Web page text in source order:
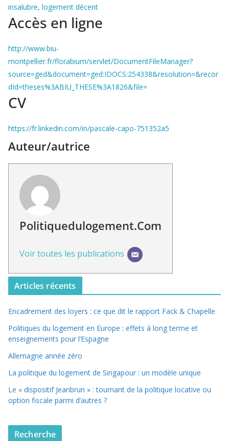
insalubre, logement décent
Accès en ligne
http://www.biu-
montpellier.fr/florabium/servlet/DocumentFileManager?
source=ged&document=ged:IDOCS:254338&resolution=&recor
dId=theses%3ABIU_THESE%3A1826&file=
CV
https://fr.linkedin.com/in/pascale-capo-751352a5
Auteur/autrice
Politiquedulogement.com
Voir toutes les publications
Articles récents
Encadrement des loyers : ce que dit le rapport Fack & Chapelle
Politiques du logement en Europe : effets à long terme et
enseignements pour l’Espagne
Allemagne année zéro
La politique du logement de Singapour : un modèle unique
Le « dispositif Jeanbrun » : tournant de la politique locative ou
option fiscale parmi d’autres ?
Recherche